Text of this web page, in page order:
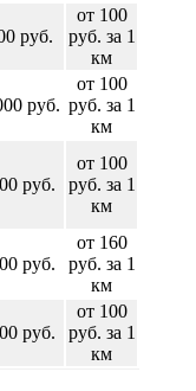
руб.
от 100
руб. за 1
км
руб.
от 100
руб. за 1
км
руб.
от 100
руб. за 1
км
руб.
от 160
руб. за 1
км
руб.
от 100
руб. за 1
км